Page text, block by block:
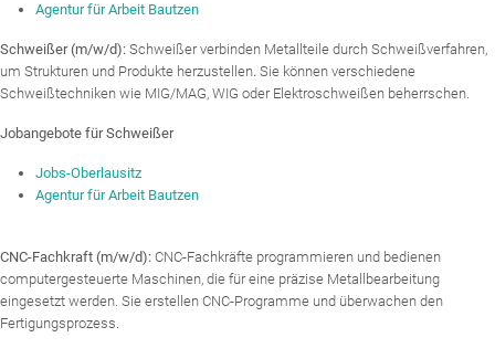
Agentur für Arbeit Bautzen
Schweißer (m/w/d): Schweißer verbinden Metallteile durch Schweißverfahren,
um Strukturen und Produkte herzustellen. Sie können verschiedene
Schweißtechniken wie MIG/MAG, WIG oder Elektroschweißen beherrschen.
Jobangebote für Schweißer
Jobs-Oberlausitz
Agentur für Arbeit Bautzen
CNC-Fachkraft (m/w/d): CNC-Fachkräfte programmieren und bedienen
computergesteuerte Maschinen, die für eine präzise Metallbearbeitung
eingesetzt werden. Sie erstellen CNC-Programme und überwachen den
Fertigungsprozess.